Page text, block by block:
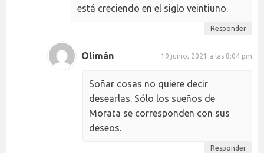
está creciendo en el siglo veintiuno.
Responder
Olimán 19 junio, 2021 a las 8:04 pm
Soñar cosas no quiere decir
desearlas. Sólo los sueños de
Morata se corresponden con sus
deseos.
Responder